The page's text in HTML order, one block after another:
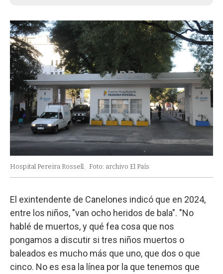
Hospital Pereira Rossell. Foto: archivo El País
El exintendente de Canelones indicó que en 2024,
entre los niños, "van ocho heridos de bala". "No
hablé de muertos, y qué fea cosa que nos
pongamos a discutir si tres niños muertos o
baleados es mucho más que uno, que dos o que
cinco. No es esa la línea por la que tenemos que